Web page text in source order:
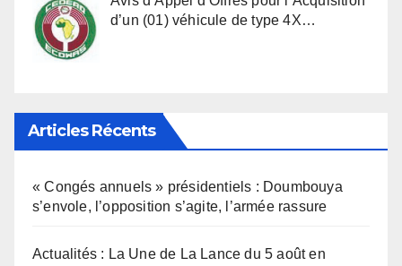
d’un (01) véhicule de type 4X…
Articles Récents
« Congés annuels » présidentiels : Doumbouya
s’envole, l’opposition s’agite, l’armée rassure
Actualités : La Une de La Lance du 5 août en